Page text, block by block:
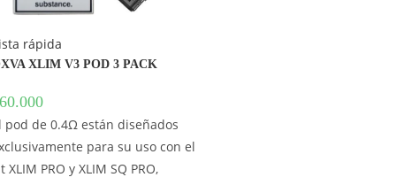
rápida
XLIM V3 POD 3 PACK
60.000
pod de 0.4Ω están diseñados
para su uso con el
XLIM PRO y XLIM SQ PRO,